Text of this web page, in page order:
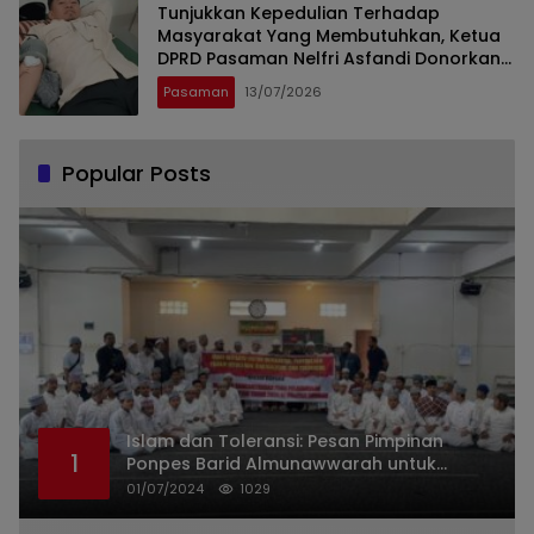
Tunjukkan Kepedulian Terhadap
Masyarakat Yang Membutuhkan, Ketua
DPRD Pasaman Nelfri Asfandi Donorkan
Darahnya
Pasaman 13/07/2026
Popular Posts
1
Islam dan Toleransi: Pesan Pimpinan
Ponpes Barid Almunawwarah untuk
Indonesia
01/07/2024 1029